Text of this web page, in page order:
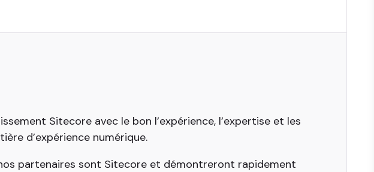
Sitecore avec le bon l’expérience, l’expertise et les
d’expérience numérique.
partenaires sont Sitecore et démontreront rapidement